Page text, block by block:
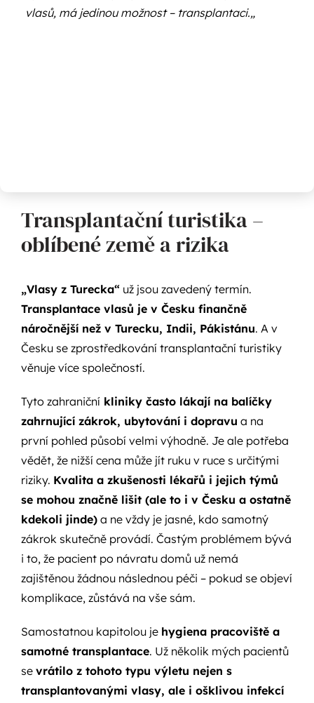
vlasů, má jedinou možnost – transplantaci.„
Transplantační turistika –
oblíbené země a rizika
„Vlasy z Turecka“už jsou zavedený termín.
Transplantace vlasů je v Česku finančně
náročnější než v Turecku, Indii, Pákistánu. A v
Česku se zprostředkování transplantační turistiky
věnuje více společností.
Tyto zahraničníkliniky často lákají na balíčky
zahrnující zákrok, ubytování i dopravu a na
první pohled působí velmi výhodně. Je ale potřeba
vědět, že nižší cena může jít ruku v ruce s určitými
riziky. Kvalita a zkušenosti lékařů i jejich týmů
se mohou značně lišit (ale to i v Česku a ostatně
kdekoli jinde)a ne vždy je jasné, kdo samotný
zákrok skutečně provádí. Častým problémem bývá
i to, že pacient po návratu domů už nemá
zajištěnou žádnou následnou péči – pokud se objeví
komplikace, zůstává na vše sám.
Samostatnou kapitolou je hygiena pracoviště a
samotné transplantace. Už několik mých pacientů
se vrátilo z tohoto typu výletu nejen s
transplantovanými vlasy, ale i ošklivou infekcí